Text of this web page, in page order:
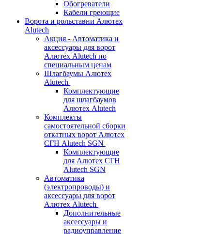
Обогреватели
Кабели греющие
Ворота и рольставни Алютех
Alutech
Акция - Автоматика и
аксессуары для ворот
Алютех Alutech по
специальным ценам
Шлагбаумы Алютех
Alutech
Комплектующие
для шлагбаумов
Алютех Alutech
Комплекты
самостоятельной сборки
откатных ворот Алютех
СГН Alutech SGN
Комплектующие
для Алютех СГН
Alutech SGN
Автоматика
(электропроводы) и
аксессуары для ворот
Алютех Alutech
Дополнительные
аксессуары и
радиоуправление